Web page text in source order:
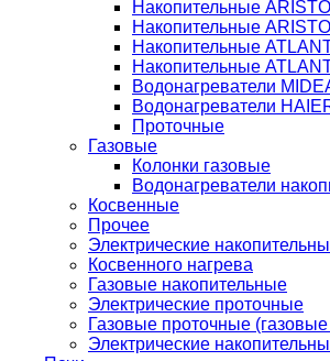
Накопительные
Накопительные
Накопительные
Накопительные
Водонагреватели
Водонагреватели
Проточные
Газовые
Колонки газовые
Водонагреватели
Косвенные
Прочее
Электрические
Косвенного нагрева
Газовые накопительные
Электрические проточные
Газовые проточные (газовые
Электрические